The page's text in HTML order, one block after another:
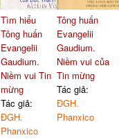
Tìm hiểu
Tông huấn
Evangelii
Gaudium.
Niềm vui Tin
mừng
Tác giả:
ĐGH.
Phanxico
Tông huấn
Evangelii
Gaudium.
Niềm vui của
Tin mừng
Tác giả:
ĐGH.
Phanxico